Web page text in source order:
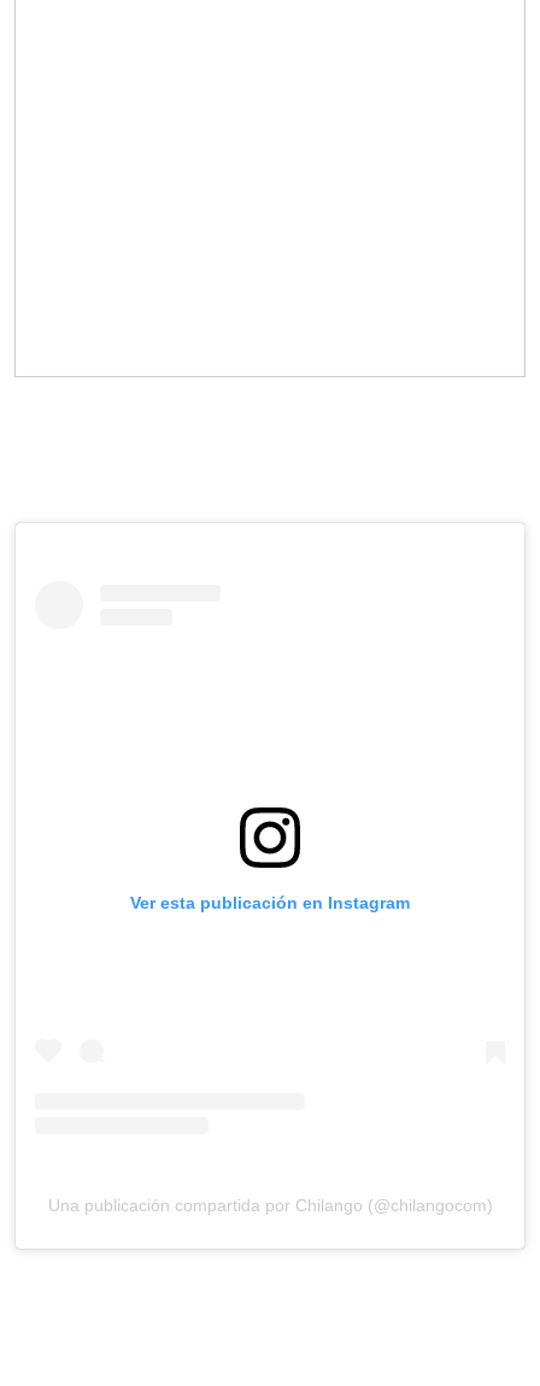
Ver esta publicación en Instagram
Una publicación compartida por Chilango (@chilangocom)